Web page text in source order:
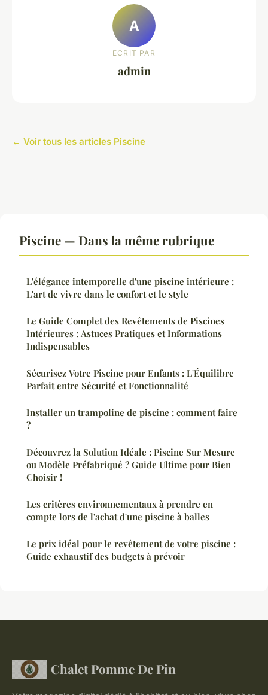
A
ECRIT PAR
admin
← Voir tous les articles Piscine
Piscine — Dans la même rubrique
L'élégance intemporelle d'une piscine intérieure :
L'art de vivre dans le confort et le style
Le Guide Complet des Revêtements de Piscines
Intérieures : Astuces Pratiques et Informations
Indispensables
Sécurisez Votre Piscine pour Enfants : L'Équilibre
Parfait entre Sécurité et Fonctionnalité
Installer un trampoline de piscine : comment faire
?
Découvrez la Solution Idéale : Piscine Sur Mesure
ou Modèle Préfabriqué ? Guide Ultime pour Bien
Choisir !
Les critères environnementaux à prendre en
compte lors de l'achat d'une piscine à balles
Le prix idéal pour le revêtement de votre piscine :
Guide exhaustif des budgets à prévoir
Chalet Pomme De Pin